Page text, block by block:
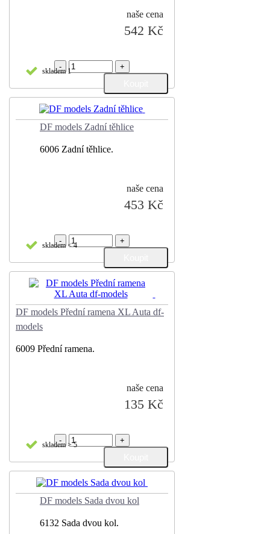
naše cena
542 Kč
skladem 1
- +
DF models Zadní těhlice
6006 Zadní těhlice.
naše cena
453 Kč
skladem < 4
- +
DF models Přední ramena XL Auta df-
models
6009 Přední ramena.
naše cena
135 Kč
skladem > 5
- +
DF models Sada dvou kol
6132 Sada dvou kol.